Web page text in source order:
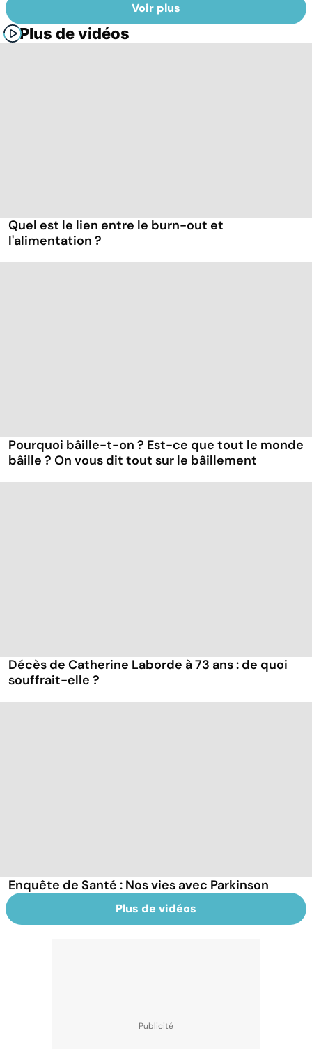
Voir plus
Plus de vidéos
Quel est le lien entre le burn-out et
l'alimentation ?
Pourquoi bâille-t-on ? Est-ce que tout le monde
bâille ? On vous dit tout sur le bâillement
Décès de Catherine Laborde à 73 ans : de quoi
souffrait-elle ?
Enquête de Santé : Nos vies avec Parkinson
Plus de vidéos